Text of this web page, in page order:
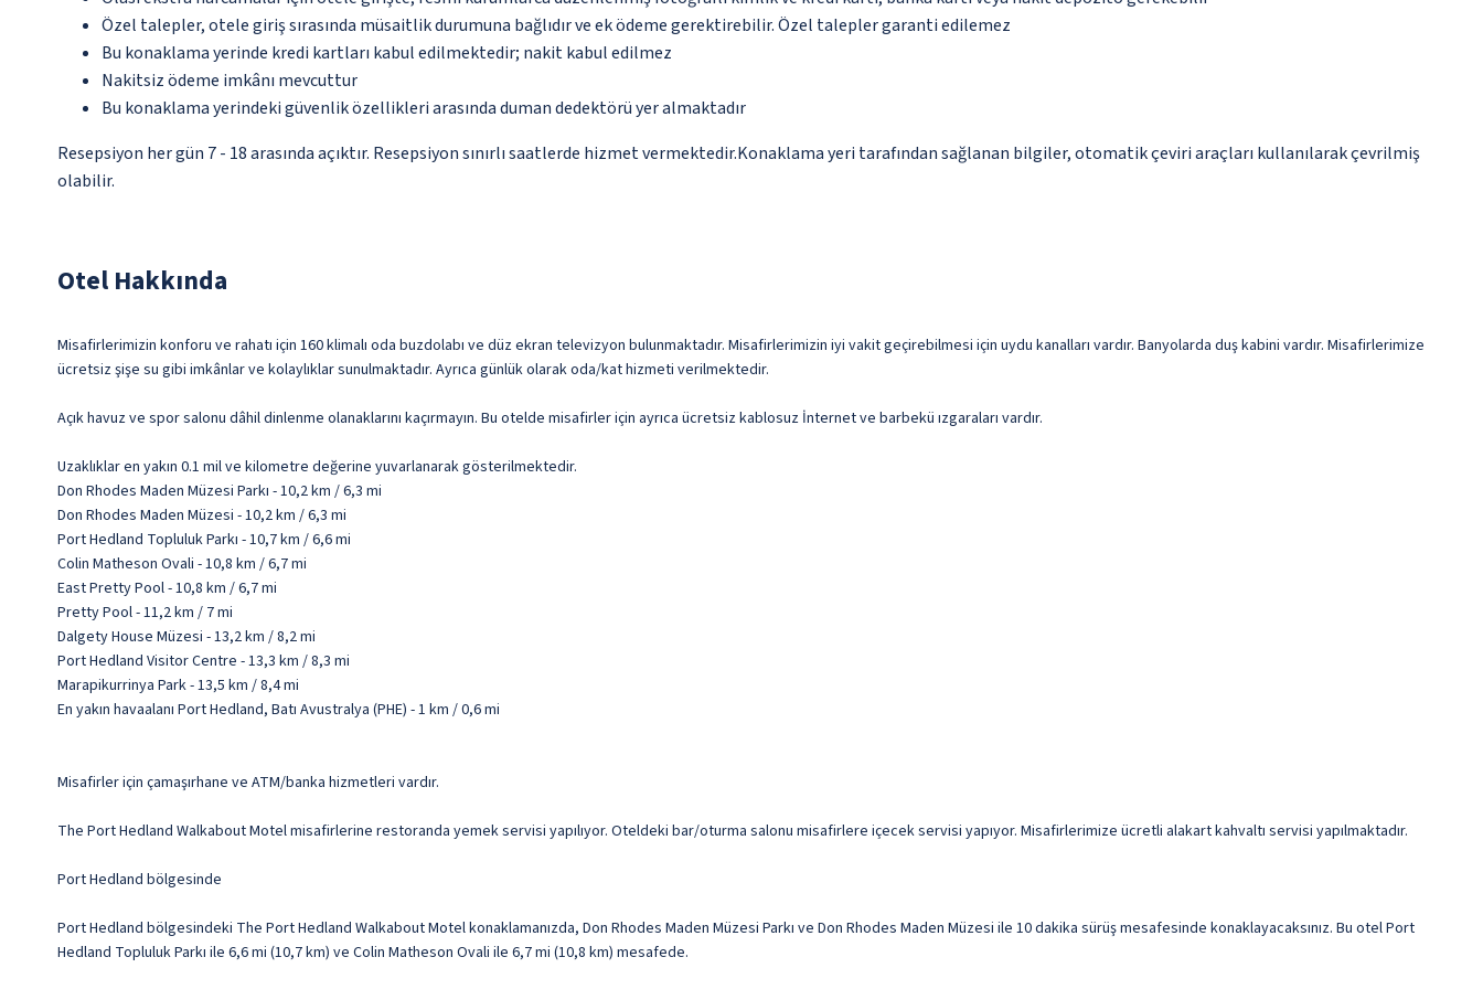
Özel talepler, otele giriş sırasında müsaitlik durumuna bağlıdır ve ek ödeme gerektirebilir. Özel talepler garanti edilemez
Bu konaklama yerinde kredi kartları kabul edilmektedir; nakit kabul edilmez
Nakitsiz ödeme imkânı mevcuttur
Bu konaklama yerindeki güvenlik özellikleri arasında duman dedektörü yer almaktadır
Resepsiyon her gün 7 - 18 arasında açıktır. Resepsiyon sınırlı saatlerde hizmet vermektedir.Konaklama yeri tarafından sağlanan bilgiler, otomatik çeviri araçları kullanılarak çevrilmiş
olabilir.
Otel Hakkında
Misafirlerimizin konforu ve rahatı için 160 klimalı oda buzdolabı ve düz ekran televizyon bulunmaktadır. Misafirlerimizin iyi vakit geçirebilmesi için uydu kanalları vardır. Banyolarda duş kabini vardır. Misafirlerimize
ücretsiz şişe su gibi imkânlar ve kolaylıklar sunulmaktadır. Ayrıca günlük olarak oda/kat hizmeti verilmektedir.
Açık havuz ve spor salonu dâhil dinlenme olanaklarını kaçırmayın. Bu otelde misafirler için ayrıca ücretsiz kablosuz İnternet ve barbekü ızgaraları vardır.
Uzaklıklar en yakın 0.1 mil ve kilometre değerine yuvarlanarak gösterilmektedir.
Don Rhodes Maden Müzesi Parkı - 10,2 km / 6,3 mi
Don Rhodes Maden Müzesi - 10,2 km / 6,3 mi
Port Hedland Topluluk Parkı - 10,7 km / 6,6 mi
Colin Matheson Ovali - 10,8 km / 6,7 mi
East Pretty Pool - 10,8 km / 6,7 mi
Pretty Pool - 11,2 km / 7 mi
Dalgety House Müzesi - 13,2 km / 8,2 mi
Port Hedland Visitor Centre - 13,3 km / 8,3 mi
Marapikurrinya Park - 13,5 km / 8,4 mi
En yakın havaalanı Port Hedland, Batı Avustralya (PHE) - 1 km / 0,6 mi
Misafirler için çamaşırhane ve ATM/banka hizmetleri vardır.
The Port Hedland Walkabout Motel misafirlerine restoranda yemek servisi yapılıyor. Oteldeki bar/oturma salonu misafirlere içecek servisi yapıyor. Misafirlerimize ücretli alakart kahvaltı servisi yapılmaktadır.
Port Hedland bölgesinde
Port Hedland bölgesindeki The Port Hedland Walkabout Motel konaklamanızda, Don Rhodes Maden Müzesi Parkı ve Don Rhodes Maden Müzesi ile 10 dakika sürüş mesafesinde konaklayacaksınız. Bu otel Port
Hedland Topluluk Parkı ile 6,6 mi (10,7 km) ve Colin Matheson Ovali ile 6,7 mi (10,8 km) mesafede.